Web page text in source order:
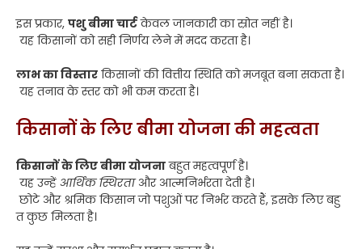
इस प्रकार, पशु बीमा चार्टकेवल जानकारी का स्रोत नहीं है।
यह किसानों को सही निर्णय लेने में मदद करता है।
लाभ का विस्तार किसानों की वित्तीय स्थिति को मजबूत बना सकता है।
यह तनाव के स्तर को भी कम करता है।
किसानों के लिए बीमा योजना की महत्वता
किसानों के लिए बीमा योजनाबहुत महत्वपूर्ण है।
यह उन्हें आर्थिक स्थिरताऔर आत्मनिर्भरता देती है।
छोटे और श्रमिक किसान जो पशुओं पर निर्भर करते हैं, इसके लिए बहु
त कुछ मिलता है।